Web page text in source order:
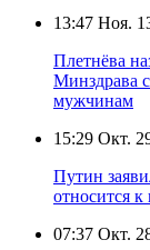
13:47 Ноя.
Плетнёва
Минздрава
мужчинам
15:29 Окт.
Путин
относится
07:37 Окт.